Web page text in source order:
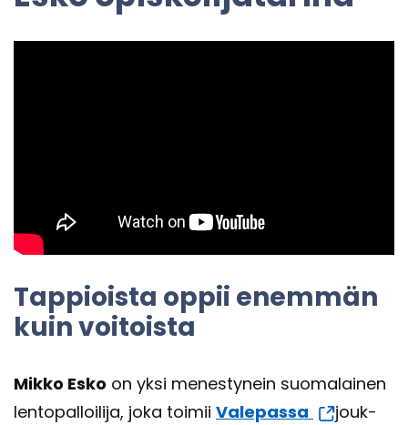
Tap­piois­ta oppii enem­män
kuin voi­tois­ta
Mikko Esko on yksi me­nes­ty­nein suo­ma­lai­nen
len­to­pal­loi­li­ja, joka toi­mii Va­le­pas­sa
jouk­